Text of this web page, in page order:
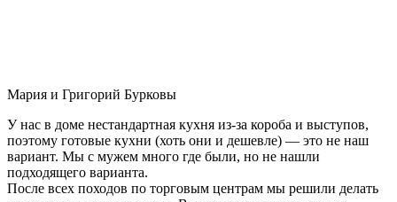
Мария и Григорий Бурковы
У нас в доме нестандартная кухня из-за короба и выступов,
поэтому готовые кухни (хоть они и дешевле) — это не наш
вариант. Мы с мужем много где были, но не нашли
подходящего варианта.
После всех походов по торговым центрам мы решили делать